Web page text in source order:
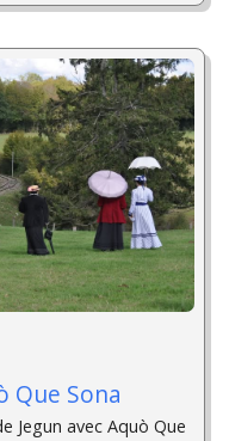
Que Sona
Jegun avec Aquò Que